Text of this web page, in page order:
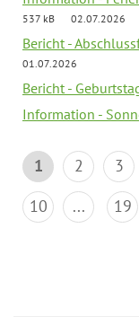
537 kB
02.07.2026
Bericht -
01.07.2026
Bericht -
Information -
1 2 3
10
... 19